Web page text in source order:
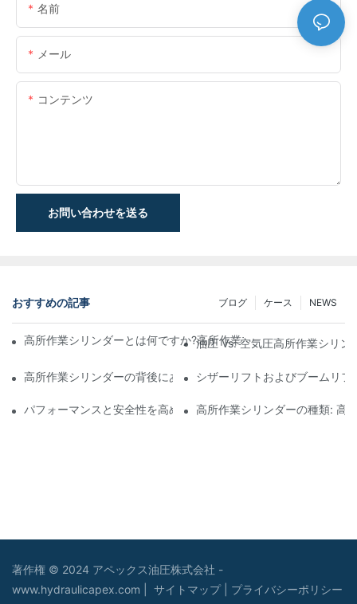
名前
メール
コンテンツ
お問い合わせを送る
おすすめの記事 NEWS
ケース
ブログ
高所作業シリンダーとは何ですか?高所作業プラットフォームに
油圧 Vs. 空気圧高所作業シリ
高所作業シリンダーの背後にあるテクノロジー: 垂直到達のため
シザーリフトおよびブームリ
パフォーマンスと安全性を高める高所作業シリンダーのメンテナ
高所作業シリンダーの種類: 高
著作権 © 2024 アペックス油圧株式会社 -
www.hydraulicapex.com | サイトマップ プライバシーポリシー